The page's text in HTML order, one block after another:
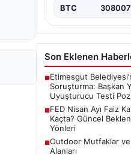
BTC
Son Eklenen
■Etimesgut
Soruşturma: Başkan
Uyuşturucu Testi
■FED Nisan Ayı Faiz
Kaçta? Güncel
Yönleri
■Outdoor Mutfaklar
Alanları